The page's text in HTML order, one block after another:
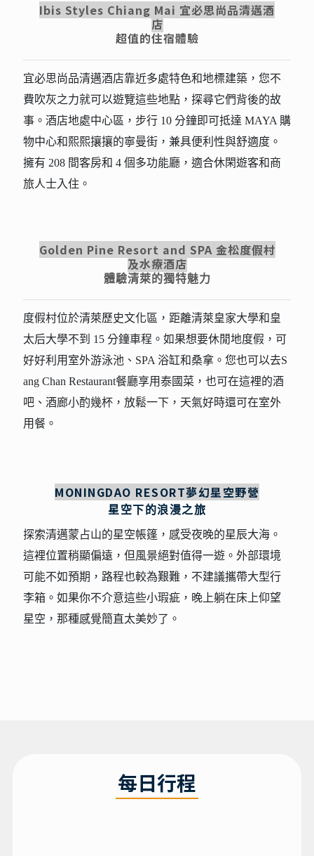
Ibis Styles Chiang Mai 宜必思尚品清邁酒
店
超值的住宿體驗
宜必思尚品清邁酒店靠近多處特色和地標建築，您不
費吹灰之力就可以遊覽這些地點，探尋它們背後的故
事。酒店地處中心區，步行 10 分鐘即可抵達 MAYA 購
物中心和熙熙攘攘的寧曼街，兼具便利性與舒適度。
擁有 208 間客房和 4 個多功能廳，適合休閑遊客和商
旅人士入住。
Golden Pine Resort and SPA 金松度假村
及水療酒店
體驗清萊的獨特魅力
度假村位於清萊歷史文化區，距離清萊皇家大學和皇
太后大學不到 15 分鐘車程。如果想要休閒地度假，可
好好利用室外游泳池、SPA 浴缸和桑拿。您也可以去S
ang Chan Restaurant餐廳享用泰國菜，也可在這裡的酒
吧、酒廊小酌幾杯，放鬆一下，天氣好時還可在室外
用餐。
MONINGDAO RESORT夢幻星空野營
星空下的浪漫之旅
探索清邁蒙占山的星空帳篷，感受夜晚的星辰大海。
這裡位置稍顯偏遠，但風景絕對值得一遊。外部環境
可能不如預期，路程也較為艱難，不建議攜帶大型行
李箱。如果你不介意這些小瑕疵，晚上躺在床上仰望
星空，那種感覺簡直太美妙了。
每日行程